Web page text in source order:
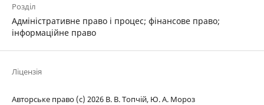
Розділ
Адміністративне право і процес; фінансове право;
інформаційне право
Ліцензія
Авторське право (c) 2026 В. В. Топчій, Ю. А. Мороз